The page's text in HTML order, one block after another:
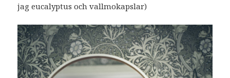
jag eucalyptus och vallmokapslar)